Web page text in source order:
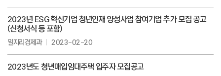
2023년 ESG 혁신기업 청년인재 양성사업 참여기업 추가 모집 공고
(신청서식 등 포함)
일자리경제과 2023-02-20
2023년도 청년매입임대주택 입주자 모집공고